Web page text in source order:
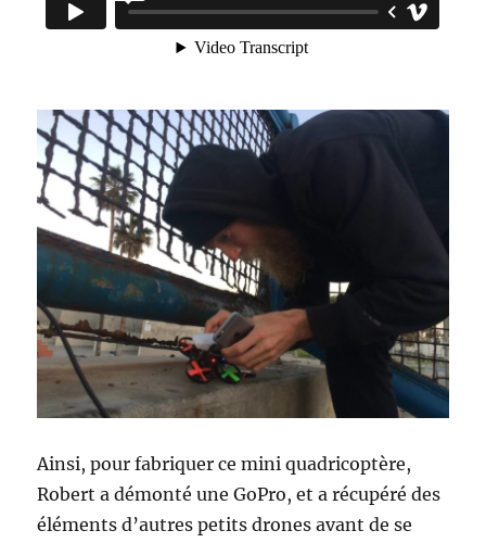
Ainsi, pour fabriquer ce mini quadricoptère,
Robert a démonté une GoPro, et a récupéré des
éléments d’autres petits drones avant de se